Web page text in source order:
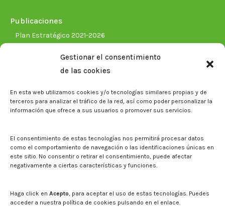
Gestionar el consentimiento
de las cookies
En esta web utilizamos cookies y/o tecnologías similares propias y de
terceros para analizar el tráfico de la red, así como poder personalizar la
información que ofrece a sus usuarios o promover sus servicios.
El consentimiento de estas tecnologías nos permitirá procesar datos
como el comportamiento de navegación o las identificaciones únicas en
este sitio. No consentir o retirar el consentimiento, puede afectar
negativamente a ciertas características y funciones.
Haga click en Acepto, para aceptar el uso de estas tecnologías. Puedes
acceder a nuestra política de cookies pulsando en el enlace.
Publicaciones
Plan Estratégico 2021-2026
Biblioteca. Repositorio CITAREA
Eventos
Boletín electrónico cita2
Contacto
Buscar en la web del CITA